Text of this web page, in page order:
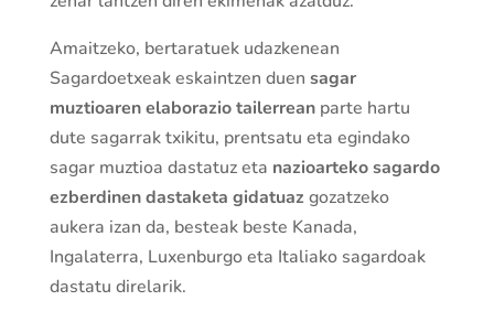
Amaitzeko, bertaratuek udazkenean
Sagardoetxeak eskaintzen duen sagar
muztioaren elaborazio tailerrean parte hartu
dute sagarrak txikitu, prentsatu eta egindako
sagar muztioa dastatuz eta nazioarteko sagardo
ezberdinen dastaketa gidatuazgozatzeko
aukera izan da, besteak beste Kanada,
Ingalaterra, Luxenburgo eta Italiako sagardoak
dastatu direlarik.